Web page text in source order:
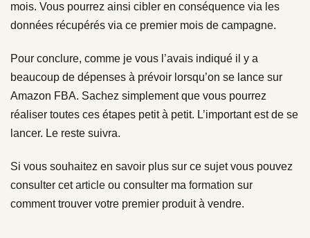
mois. Vous pourrez ainsi cibler en conséquence via les
données récupérés via ce premier mois de campagne.
Pour conclure, comme je vous l’avais indiqué il y a
beaucoup de dépenses à prévoir lorsqu’on se lance sur
Amazon FBA. Sachez simplement que vous pourrez
réaliser toutes ces étapes petit à petit. L’important est de se
lancer. Le reste suivra.
Si vous souhaitez en savoir plus sur ce sujet vous pouvez
consulter cetarticle ou consulter ma formation sur
comment trouver votre premier produit à vendre.